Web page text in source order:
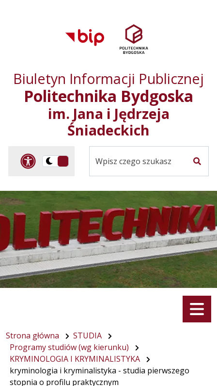
głównego menu
serwisu
Biuletyn Informacji Publicznej
Politechnika Bydgoska
im. Jana i Jędrzeja
Śniadeckich
Panel dostosowania
Przelącz
kontrastowa
Menu
Strona główna
STUDIA
Programy studiów (wg kierunku)
KRYMINOLOGIA I KRYMINALISTYKA
kryminologia i kryminalistyka - studia pierwszego
stopnia o profilu praktycznym